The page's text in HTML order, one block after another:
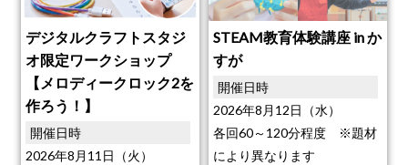
デジタルクラフトスタジ
オ限定ワークショップ
【メロディークロック2を
作ろう！】
開催日時
2026年8月11日（火）
STEAM教育体験講座 in か
すが
開催日時
2026年8月12日（水）
各回60～120分程度 ※題材
により異なります